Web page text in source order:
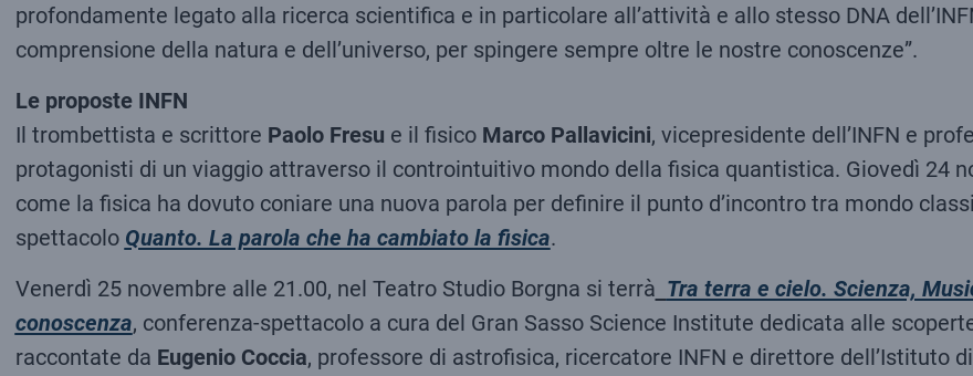
profondamente legato alla ricerca scientifica e in particolare all’attività e allo stesso DNA
comprensione della natura e dell’universo, per spingere sempre oltre le nostre conoscenze”.
Le proposte INFN
Il trombettista e scrittore Paolo Fresu e il fisico Marco Pallavicini, vicepresidente dell’INFN e
protagonisti di un viaggio attraverso il controintuitivo mondo della fisica quantistica. Giovedì 24
come la fisica ha dovuto coniare una nuova parola per definire il punto d’incontro tra mondo
spettacolo Quanto. La parola che ha cambiato la fisica.
Venerdì 25 novembre alle 21.00, nel Teatro Studio Borgna si terrà Tra terra e cielo. Scienza,
conoscenza, conferenza-spettacolo a cura del Gran Sasso Science Institute dedicata alle
raccontate da Eugenio Coccia, professore di astrofisica, ricercatore INFN e direttore dell’Istituto